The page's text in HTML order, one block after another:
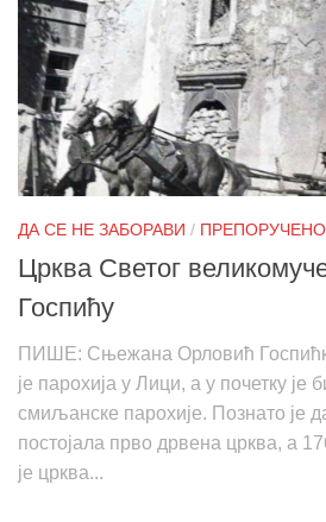
ДА СЕ НЕ ЗАБОРАВИ / ПРЕПОРУЧЕНО
Црква Светог
Госпићу
ПИШЕ: Сњежана Орловић
је парохија у Лици, а у почетку је
смиљанске парохије. Познато је
постојала прво дрвена црква, а
је црква...